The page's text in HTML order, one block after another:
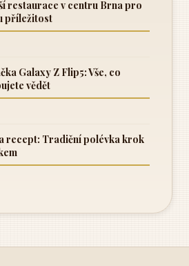
restaurace v centru Brna pro
příležitost
Galaxy Z Flip5: Vše, co
vědět
recept: Tradiční polévka krok